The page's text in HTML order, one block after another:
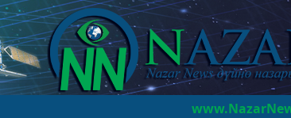
www.NazarNews.kg